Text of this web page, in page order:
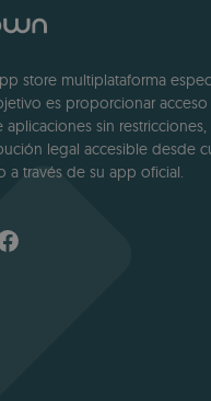
store multiplataforma
es proporcionar
sin
legal accesible desde
a través de su app oficial.